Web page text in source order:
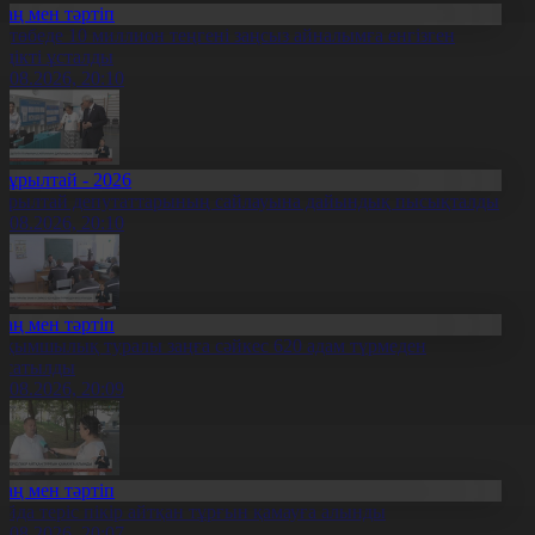
мен тәртіп
10 миллион теңгені заңсыз айналымға енгізген
ұсталды
20:10
- 2026
депутаттарының сайлауына дайындық пысықталды
20:10
мен тәртіп
туралы заңға сәйкес 620 адам түрмеден
20:09
мен тәртіп
теріс пікір айтқан тұрғын қамауға алынды